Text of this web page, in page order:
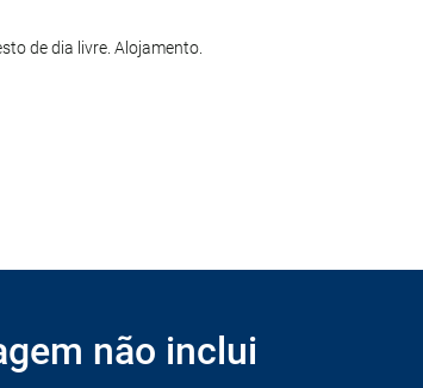
de dia livre. Alojamento.
Chegada e transfer do aeroporto até ao hotel
ao cidade de origem. Chegada. Fim da viagem e
não inclui